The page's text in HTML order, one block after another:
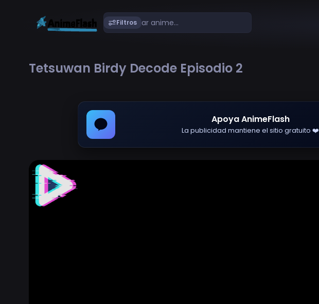
Filtros
Tetsuwan Birdy Decode Episodio 2
Apoya AnimeFlash
La publicidad mantiene el sitio gratuito ❤️